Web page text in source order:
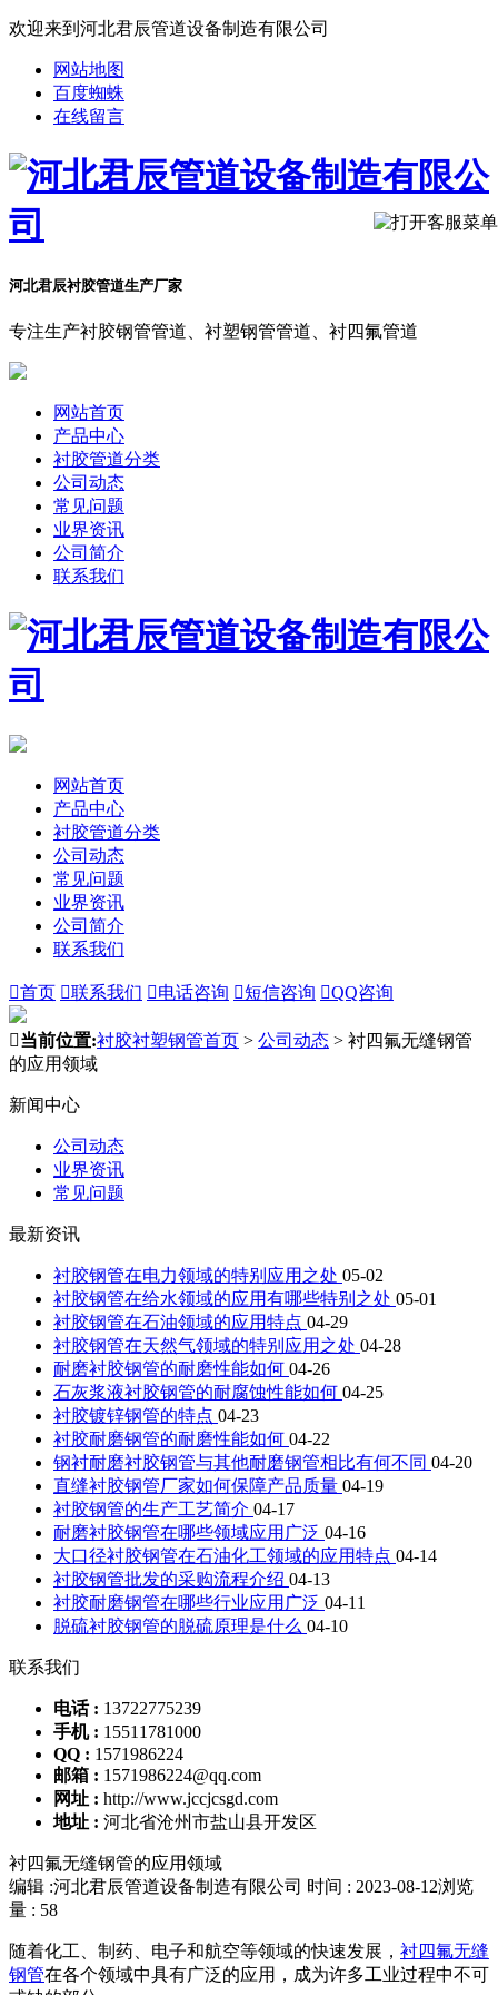
欢迎来到河北君辰管道设备制造有限公司
网站地图
百度蜘蛛
在线留言
河北君辰衬胶管道生产厂家
专注生产衬胶钢管管道、衬塑钢管管道、衬四氟管道
网站首页
产品中心
衬胶管道分类
公司动态
常见问题
业界资讯
公司简介
联系我们
网站首页
产品中心
衬胶管道分类
公司动态
常见问题
业界资讯
公司简介
联系我们
首页 联系我们 电话咨询 短信咨询 QQ咨询
当前位置:衬胶衬塑钢管首页 > 公司动态 > 衬四氟无缝钢管
的应用领域
新闻中心
公司动态
业界资讯
常见问题
最新资讯
衬胶钢管在电力领域的特别应用之处 05-02
衬胶钢管在给水领域的应用有哪些特别之处 05-01
衬胶钢管在石油领域的应用特点 04-29
衬胶钢管在天然气领域的特别应用之处 04-28
耐磨衬胶钢管的耐磨性能如何 04-26
石灰浆液衬胶钢管的耐腐蚀性能如何 04-25
衬胶镀锌钢管的特点 04-23
衬胶耐磨钢管的耐磨性能如何 04-22
钢衬耐磨衬胶钢管与其他耐磨钢管相比有何不同 04-20
直缝衬胶钢管厂家如何保障产品质量 04-19
衬胶钢管的生产工艺简介 04-17
耐磨衬胶钢管在哪些领域应用广泛 04-16
大口径衬胶钢管在石油化工领域的应用特点 04-14
衬胶钢管批发的采购流程介绍 04-13
衬胶耐磨钢管在哪些行业应用广泛 04-11
脱硫衬胶钢管的脱硫原理是什么 04-10
联系我们
电话 : 13722775239
手机 : 15511781000
QQ : 1571986224
邮箱 : 1571986224@qq.com
网址 : http://www.jccjcsgd.com
地址 : 河北省沧州市盐山县开发区
衬四氟无缝钢管的应用领域
编辑 :河北君辰管道设备制造有限公司 时间 : 2023-08-12浏览
量 : 58
随着化工、制药、电子和航空等领域的快速发展， 衬四氟无缝
钢管在各个领域中具有广泛的应用，成为许多工业过程中不可